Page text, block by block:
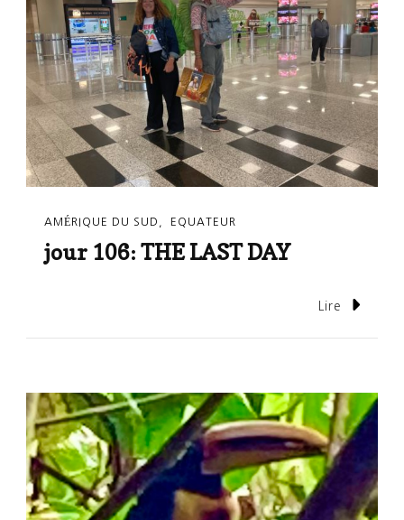
AMÉRIQUE DU SUD EQUATEUR
jour 106: THE LAST DAY
Lire